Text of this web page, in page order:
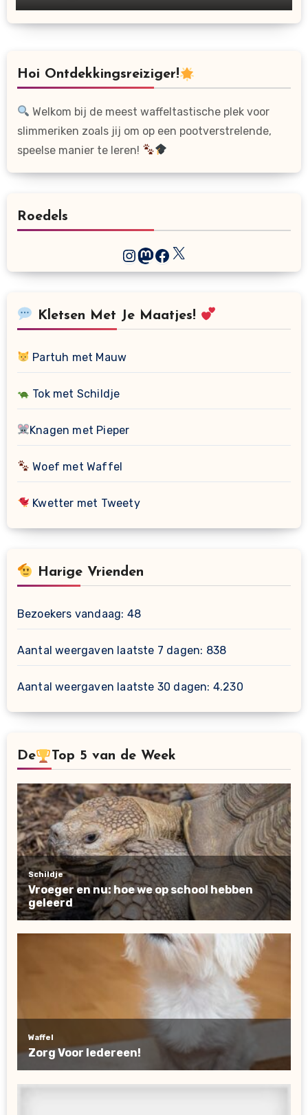
Hoi Ontdekkingsreiziger!
Welkom bij de meest waffeltastische plek voor
slimmeriken zoals jij om op een pootverstrelende,
speelse manier te leren!
Roedels
Instagram
Mastodon
Facebook
X
Kletsen Met Je Maatjes!
Partuh met Mauw
Tok met Schildje
Knagen met Pieper
Woef met Waffel
Kwetter met Tweety
Harige Vrienden
Bezoekers vandaag: 48
Aantal weergaven laatste 7 dagen: 838
Aantal weergaven laatste 30 dagen: 4.230
De Top 5 van de Week